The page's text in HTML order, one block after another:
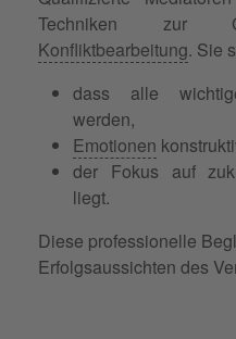
Techniken zur
Konfliktbearbeitung. Sie
dass alle
werden,
Emotionen
der Fokus auf
liegt.
Diese professionelle
Erfolgsaussichten des